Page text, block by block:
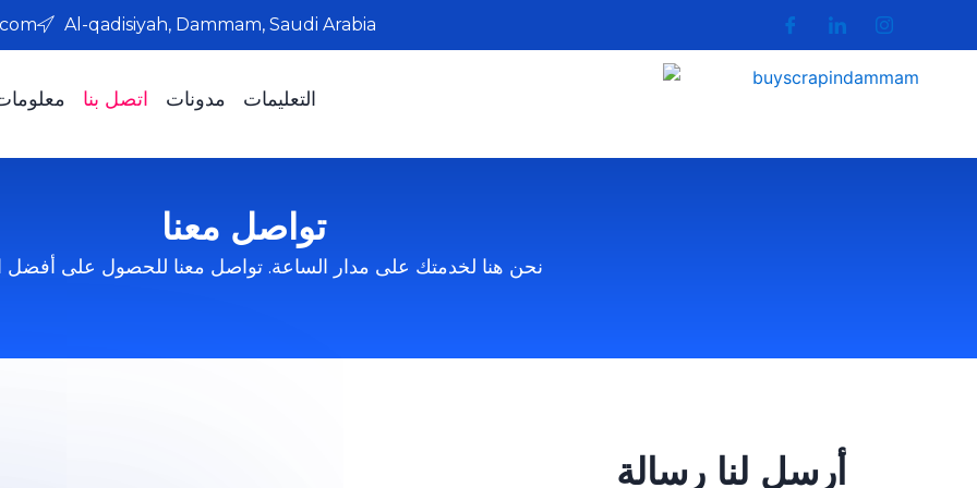
Al-qadisiyah, Dammam, Saudi Arabia
اتصل بنا مدونات التعليمات
تواصل معنا
نحن هنا لخدمتك على مدار الساعة. تواصل معنا للحصول على أفضل
أرسل لنا رسالة